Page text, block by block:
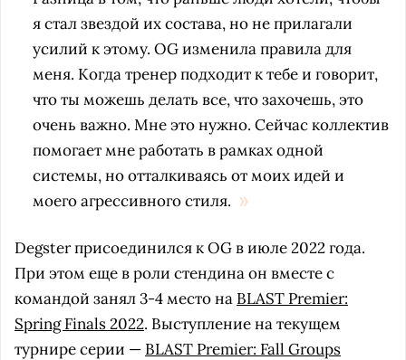
я стал звездой их состава, но не прилагали
усилий к этому. OG изменила правила для
меня. Когда тренер подходит к тебе и говорит,
что ты можешь делать все, что захочешь, это
очень важно. Мне это нужно. Сейчас коллектив
помогает мне работать в рамках одной
системы, но отталкиваясь от моих идей и
моего агрессивного стиля.
Degster присоединился к OG в июле 2022 года.
При этом еще в роли стендина он вместе с
командой занял 3-4 место на BLAST Premier:
Spring Finals 2022. Выступление на текущем
турнире серии — BLAST Premier: Fall Groups